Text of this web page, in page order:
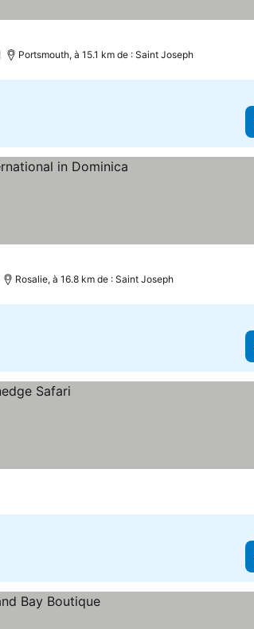
Portsmouth, à 15.1 km de : Saint Joseph
Rosalie, à 16.8 km de : Saint Joseph